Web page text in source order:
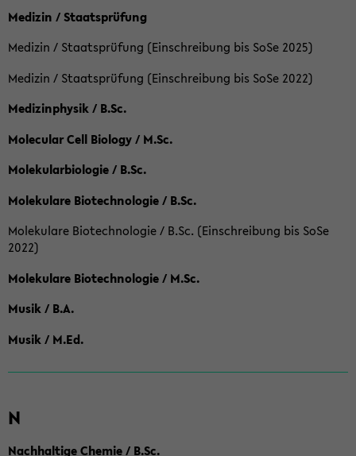
Medizin / Staatsprüfung
Medizin / Staatsprüfung (Einschreibung bis SoSe 2025)
Medizin / Staatsprüfung (Einschreibung bis SoSe 2022)
Medizinphysik / B.Sc.
Molecular Cell Biology / M.Sc.
Molekularbiologie / B.Sc.
Molekulare Biotechnologie / B.Sc.
Molekulare Biotechnologie / B.Sc. (Einschreibung bis SoSe
2022)
Molekulare Biotechnologie / M.Sc.
Musik / B.A.
Musik / M.Ed.
N
Nachhaltige Chemie / B.Sc.